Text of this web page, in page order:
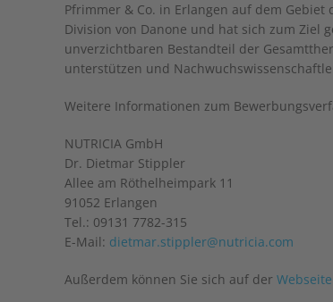
Pfrimmer & Co. in Erlangen auf dem
Division von Danone und hat sich zum Ziel
unverzichtbaren Bestandteil der
unterstützen und
Weitere Informationen zum
NUTRICIA GmbH
Dr. Dietmar Stippler
Allee am Röthelheimpark 11
91052 Erlangen
Tel.: 09131 7782-315
E-Mail: dietmar.stippler@nutricia.com
Außerdem können Sie sich auf der